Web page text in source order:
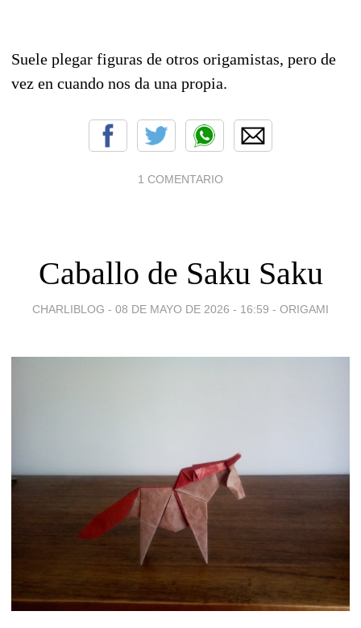
Suele plegar figuras de otros origamistas, pero de
vez en cuando nos da una propia.
1 COMENTARIO
Caballo de Saku Saku
CHARLIBLOG - 08 DE MAYO DE 2026 - 16:59 - ORIGAMI